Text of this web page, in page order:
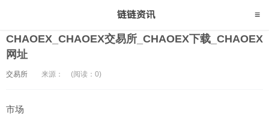
CHAOEX_CHAOEX交易所_CHAOEX下载_CHAOEX
网址
交易所 来源： (阅读：0)
市场